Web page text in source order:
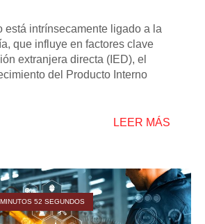
está intrínsecamente ligado a la
que influye en factores clave
extranjera directa (IED), el
del Producto Interno
LEER MÁS
52 SEGUNDOS